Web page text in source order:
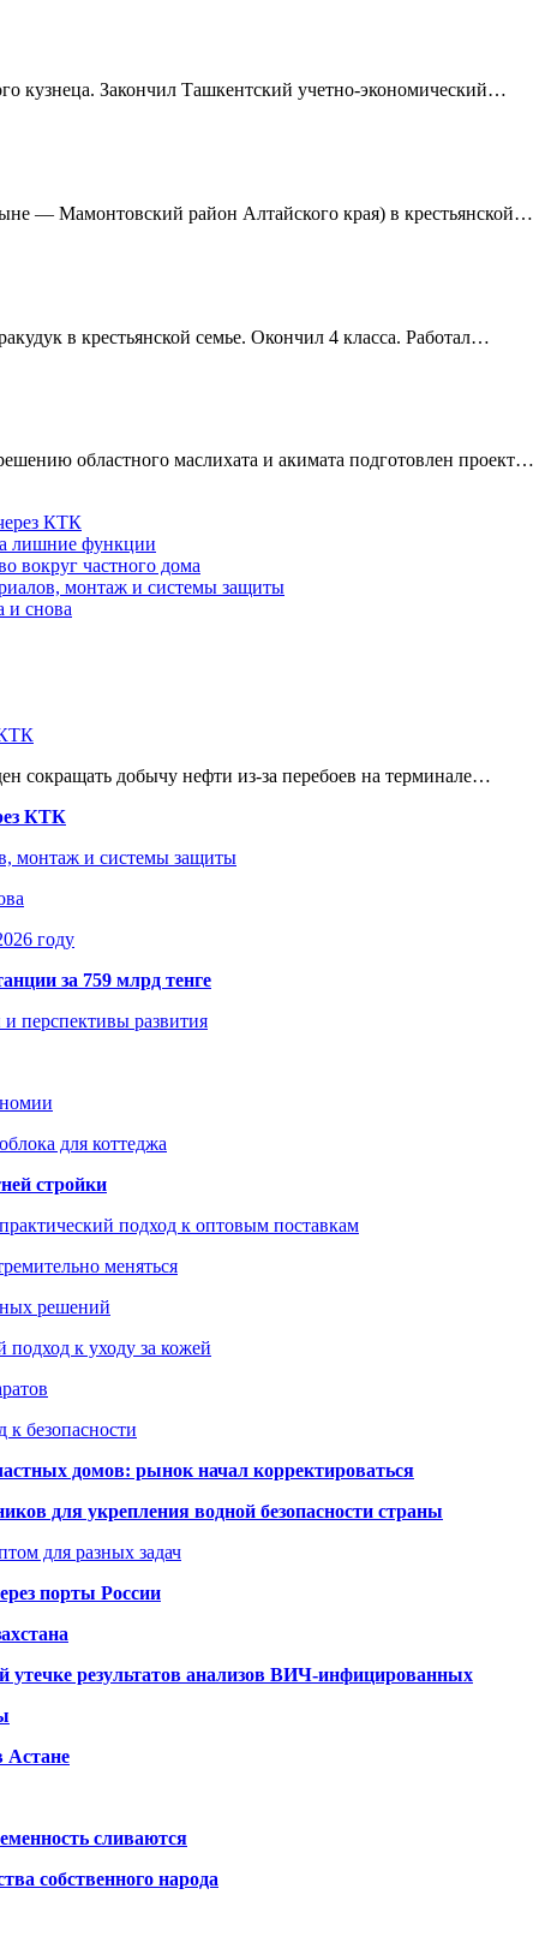
кузнеца. Закончил Ташкентский учетно-экономический…
— Мамонтовский район Алтайского края) в крестьянской…
в крестьянской семье. Окончил 4 класса. Работал…
областного маслихата и акимата подготовлен проект…
КТК
лишние функции
вокруг частного дома
монтаж и системы защиты
и снова
КТК
сокращать добычу нефти из-за перебоев на терминале…
КТК
монтаж и системы защиты
году
за 759 млрд тенге
перспективы развития
для коттеджа
стройки
подход к оптовым поставкам
меняться
решений
к уходу за кожей
безопасности
домов: рынок начал корректироваться
для укрепления водной безопасности страны
для разных задач
порты России
результатов анализов ВИЧ-инфицированных
Астане
сливаются
собственного народа